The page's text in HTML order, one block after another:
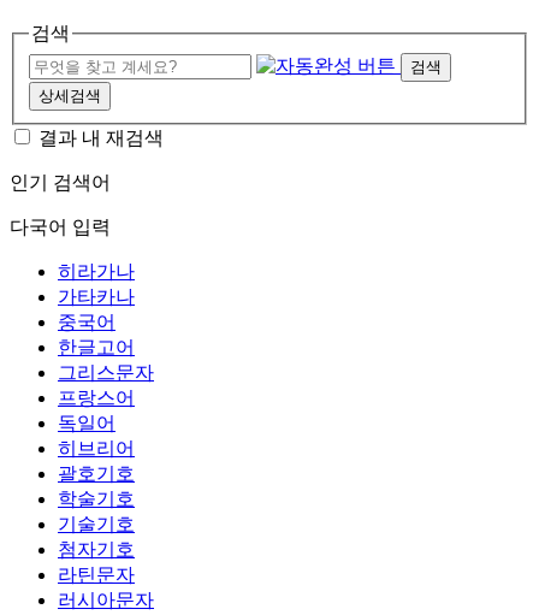
검색
검색
상세검색
결과 내 재검색
인기 검색어
다국어 입력
히라가나
가타카나
중국어
한글고어
그리스문자
프랑스어
독일어
히브리어
괄호기호
학술기호
기술기호
첨자기호
라틴문자
러시아문자